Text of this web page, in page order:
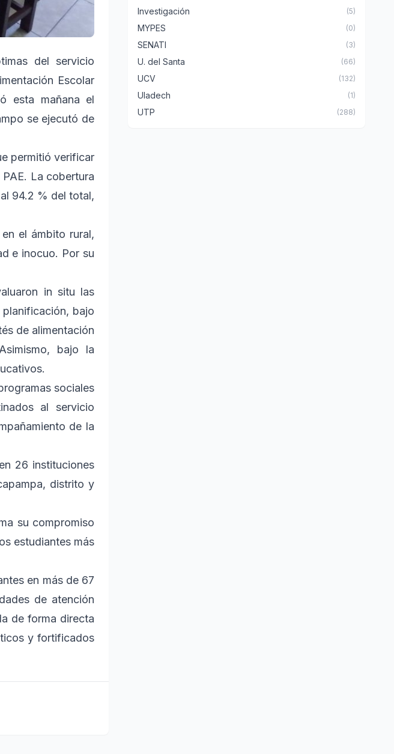
del servicio
Escolar
esta mañana el
se ejecutó de
permitió verificar
La cobertura
94.2 % del total,
el ámbito rural,
e inocuo. Por su
in situ las
bajo
de alimentación
bajo la
sociales
al servicio
de la
26 instituciones
distrito y
su compromiso
estudiantes más
en más de 67
de atención
de forma directa
y fortificados
Investigación (5)
MYPES (0)
SENATI (3)
U. del Santa (66)
UCV (132)
Uladech (1)
UTP (288)